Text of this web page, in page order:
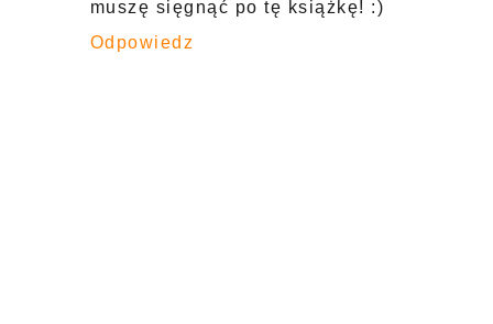
muszę sięgnąć po tę książkę! :)
Odpowiedz